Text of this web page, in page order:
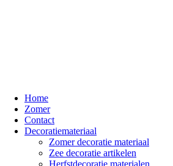
Home
Zomer
Contact
Decoratiemateriaal
Zomer decoratie materiaal
Zee decoratie artikelen
Herfstdecoratie materialen